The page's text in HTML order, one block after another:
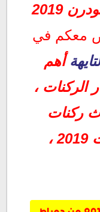
كتالوج صور أفضل ركنات مودرن 2019
معكم في
أهم
الركنات ،
ركنات
مودرن 2019 ، احدث ركنات 2019 ،